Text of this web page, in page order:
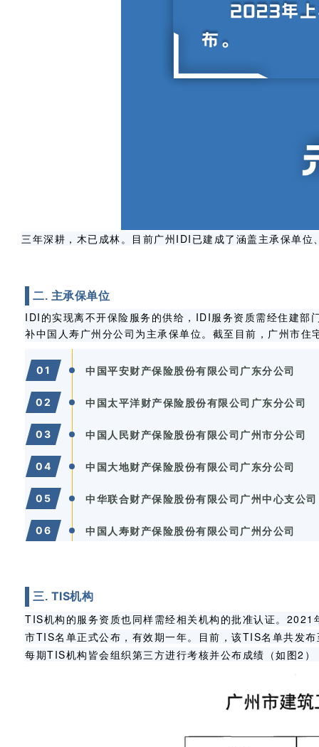
三年深耕，木已成林。目前广州IDI已建成了涵盖主承保单
二. 主承保单位
IDI 的实现离不开保险服务的供给， IDI服务资质需经住建部
补中国人寿广州分公司为主承保单位。 截至目前，广州市住
01 中国平安财产保险股份有限公司广东分公司
02 中国太平洋财产保险股份有限公司广东分公司
03 中国人民财产保险股份有限公司广州市分公司
04 中国大地财产保险股份有限公司广东分公司
0 5 中华联合财产保险股份有限公司广州中心支公司
06 中国人寿财产保险股份有限公司广州分公司
三. TIS机构
TIS机构的服务资质也同样需经相关机构的批准认证。 2021
市TIS名单正式公布，有效期一年。 目前，该TIS名单共发
每期TIS机构皆会组织第三方进行考核并公布成绩（如图2